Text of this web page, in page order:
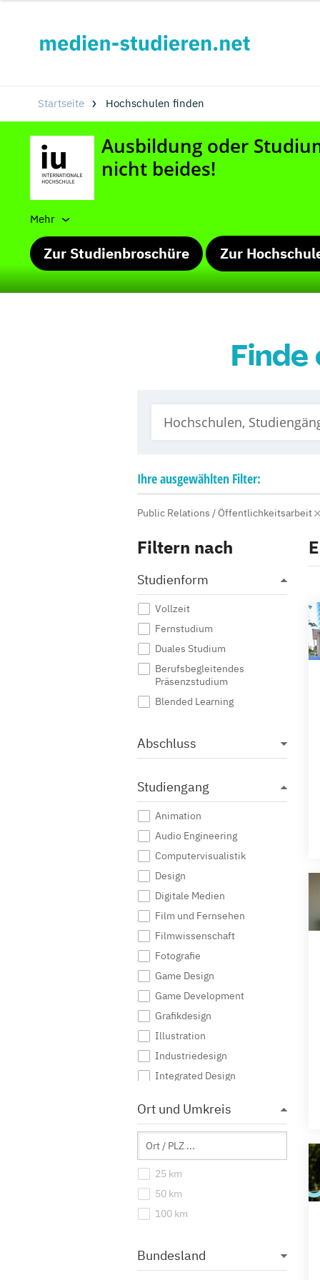
Startseite Hochschulen finden
Mehr
Zur Studienbroschüre Zur
Ihreausgewählten Filter:
Public Relations / Öffentlichkeitsarbeit
Filtern nach
Studienform
Vollzeit
Fernstudium
Duales Studium
Berufsbegleitendes
Präsenzstudium
Blended Learning
Abschluss
Studiengang
Animation
Audio Engineering
Computervisualistik
Design
Digitale Medien
Film und Fernsehen
Filmwissenschaft
Fotografie
Game Design
Game Development
Grafikdesign
Illustration
Industriedesign
Integrated Design
Journalismus
Kommunikationsdesign
Kommunikationswissenschaft
Kreatives Schreiben
Kunst
Kunstgeschichte
Ort und Umkreis
25 km
50 km
100 km
Bundesland